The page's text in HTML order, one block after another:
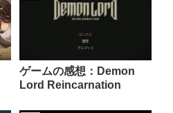
ゲームの感想：Demon
Lord Reincarnation